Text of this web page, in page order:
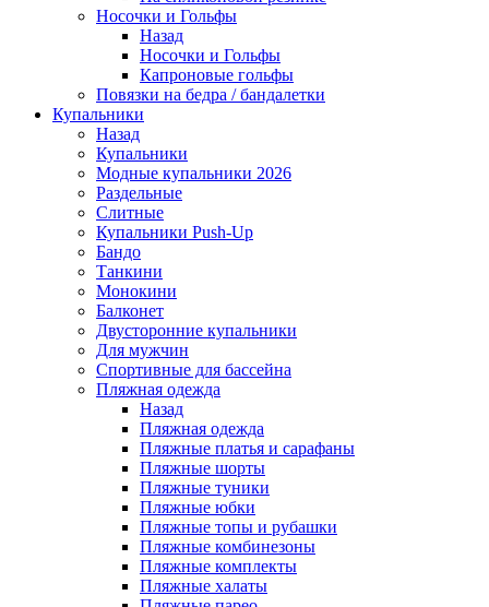
Носочки и Гольфы
Назад
Носочки и Гольфы
Капроновые гольфы
Повязки на бедра / бандалетки
Купальники
Назад
Купальники
Модные купальники 2026
Раздельные
Слитные
Купальники Push-Up
Бандо
Танкини
Монокини
Балконет
Двусторонние купальники
Для мужчин
Спортивные для бассейна
Пляжная одежда
Назад
Пляжная одежда
Пляжные платья и сарафаны
Пляжные шорты
Пляжные туники
Пляжные юбки
Пляжные топы и рубашки
Пляжные комбинезоны
Пляжные комплекты
Пляжные халаты